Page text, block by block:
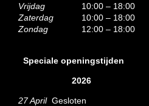
Vrijdag
10:00 – 18:00
Zaterdag
10:00 – 18:00
Zondag
12:00 – 18:00
Speciale openingstijden
2026
27 AprilGesloten